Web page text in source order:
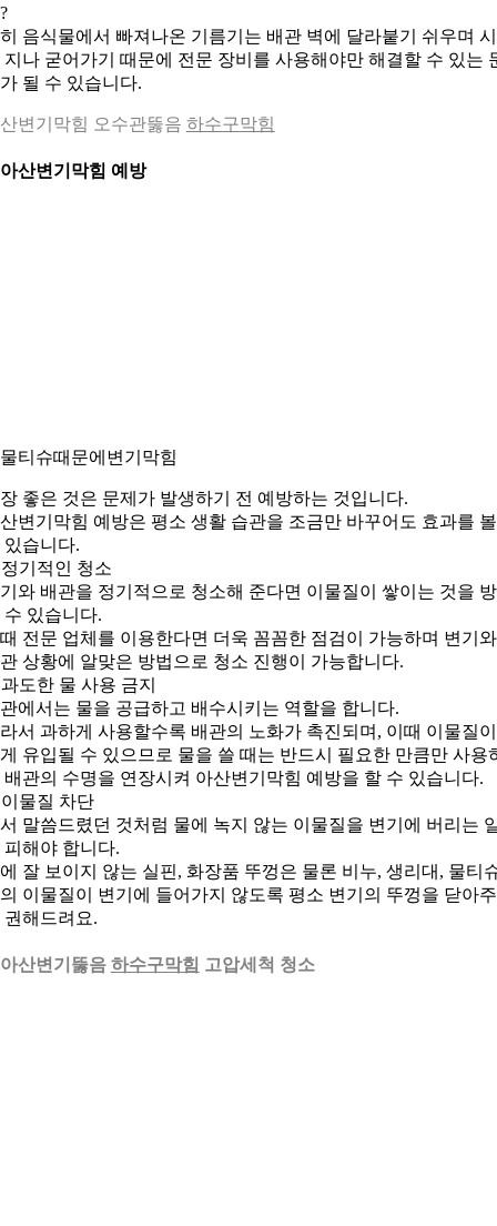
음식물에서 빠져나온 기름기는 배관 벽에 달라붙기 쉬우며
지나 굳어가기 때문에 전문 장비를 사용해야만 해결할 수 있는
될 수 있습니다.
변기막힘 오수관뚫음 하수구막힘
산변기막힘 예방
티슈때문에변기막힘
좋은 것은 문제가 발생하기 전 예방하는 것입니다.
변기막힘 예방은 평소 생활 습관을 조금만 바꾸어도 효과를 볼
있습니다.
기적인 청소
와 배관을 정기적으로 청소해 준다면 이물질이 쌓이는 것을
수 있습니다.
전문 업체를 이용한다면 더욱 꼼꼼한 점검이 가능하며 변기와
상황에 알맞은 방법으로 청소 진행이 가능합니다.
도한 물 사용 금지
에서는 물을 공급하고 배수시키는 역할을 합니다.
서 과하게 사용할수록 배관의 노화가 촉진되며, 이때 이물질이
유입될 수 있으므로 물을 쓸 때는 반드시 필요한 만큼만 사용
배관의 수명을 연장시켜 아산변기막힘 예방을 할 수 있습니다.
물질 차단
말씀드렸던 것처럼 물에 녹지 않는 이물질을 변기에 버리는
피해야 합니다.
잘 보이지 않는 실핀, 화장품 뚜껑은 물론 비누, 생리대, 물티
이물질이 변기에 들어가지 않도록 평소 변기의 뚜껑을 닫아
권해드려요.
산변기뚫음 하수구막힘 고압세척 청소